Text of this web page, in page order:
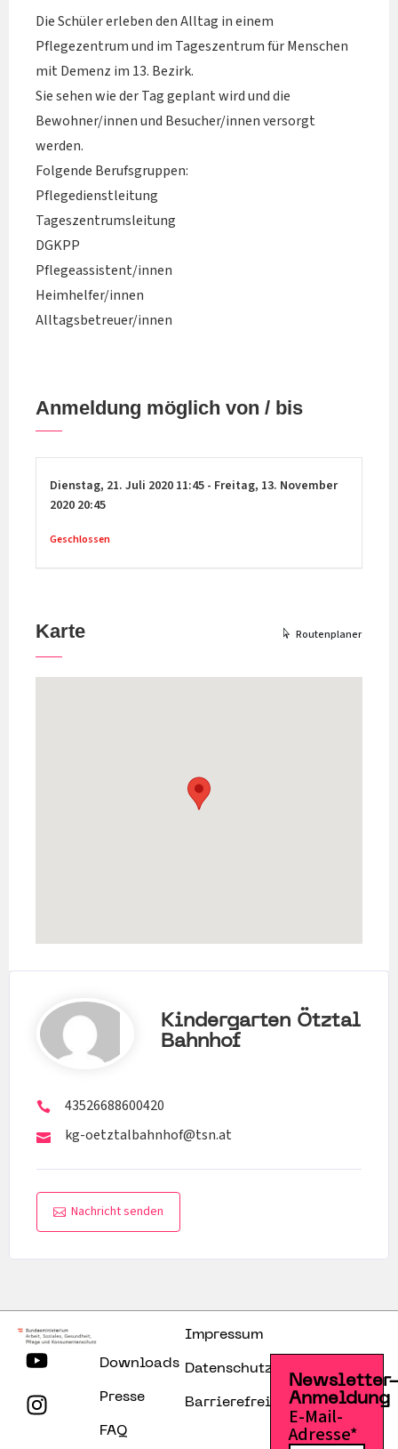
Die Schüler erleben den Alltag in einem
Pflegezentrum und im Tageszentrum für Menschen
mit Demenz im 13. Bezirk.
Sie sehen wie der Tag geplant wird und die
Bewohner/innen und Besucher/innen versorgt
werden.
Folgende Berufsgruppen:
Pflegedienstleitung
Tageszentrumsleitung
DGKPP
Pflegeassistent/innen
Heimhelfer/innen
Alltagsbetreuer/innen
Anmeldung möglich von / bis
Dienstag, 21. Juli 2020 11:45 - Freitag, 13. November
2020 20:45
Geschlossen
Karte Routenplaner
Kindergarten Ötztal
Bahnhof
43526688600420
kg-oetztalbahnhof@tsn.at
Nachricht senden
Downloads
Presse
FAQ
Impressum
Datenschutzerklärung
Barrierefreiheitserklärung
Anmeldung
E-Mail-
Adresse*